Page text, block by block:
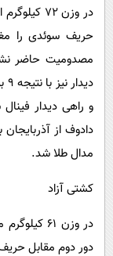
حریف سوئدی را
مصدومیت حاضر
و راهی دیدار فینال
مدال طلا شد.
کشتی آزاد
در وزن ۶۱